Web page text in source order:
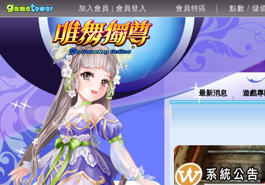
加入會員 | 會員登入 會員特區 點數 / 儲
最新消息 遊戲